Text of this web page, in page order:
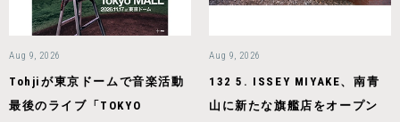
Aug 9, 2026
Tohjiが東京ドームで音楽活動
最後のライブ「TOKYO
Aug 9, 2026
132 5. ISSEY MIYAKE、南青
山に新たな旗艦店をオープン